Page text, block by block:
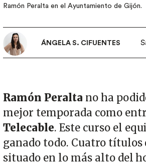
Ramón Peralta en el Ayuntamiento de Gijón.
ÁNGELA S. CIFUENTES
Ramón Peralta no ha
mejor temporada como
Telecable. Este curso el
ganado todo. Cuatro títulos
situado en lo más alto del